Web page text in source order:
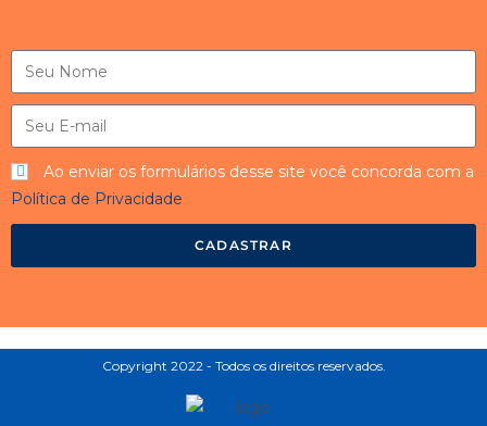
Ao enviar os formulários desse site você concorda com a
Política de Privacidade
CADASTRAR
Copyright 2022 - Todos os direitos reservados.